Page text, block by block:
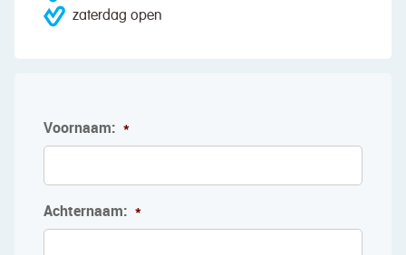
zaterdag open
Voornaam: *
Achternaam: *